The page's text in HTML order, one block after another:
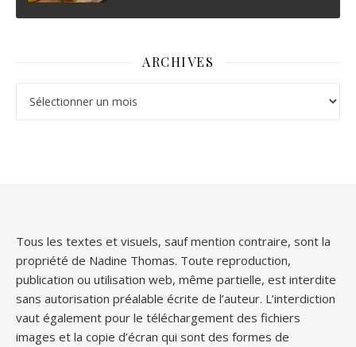
ARCHIVES
Tous les textes et visuels, sauf mention contraire, sont la
propriété de Nadine Thomas. Toute reproduction,
publication ou utilisation web, même partielle, est interdite
sans autorisation préalable écrite de l’auteur. L’interdiction
vaut également pour le téléchargement des fichiers
images et la copie d’écran qui sont des formes de